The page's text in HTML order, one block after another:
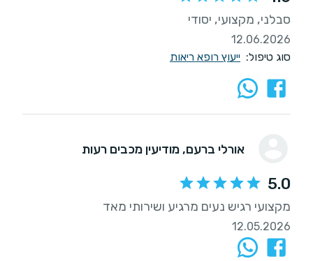
סבלני, מקצועי, יסודי
12.06.2026
סוג טיפול: ייעוץ רופא ריאות
אורלי ברעם, מודיעין מכבים רעות
5.0
מקצועי רגיש נעים מרגיע ושירותי מאד
12.05.2026